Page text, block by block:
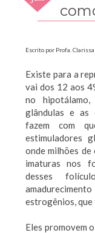
Escrito por Profa.
Existe para a
vai dos 12 aos
no
glândulas e as
fazem com
estimuladores
onde milhões de
imaturas nos
desses
estrogênios, que
Eles promovem